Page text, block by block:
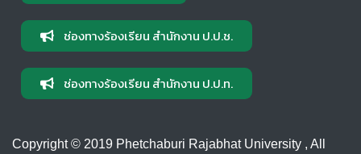
ช่องทางร้องเรียน สำนักงาน ป.ป.ช.
ช่องทางร้องเรียน สำนักงาน ป.ป.ท.
Copyright © 2019 Phetchaburi Rajabhat University , All